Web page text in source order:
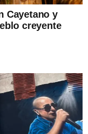
Cayetano y
creyente